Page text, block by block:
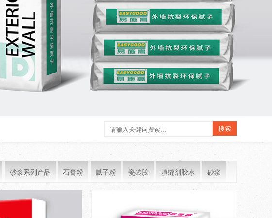
砂浆系列产品 石膏粉 腻子粉 瓷砖胶 填缝剂胶水 砂浆